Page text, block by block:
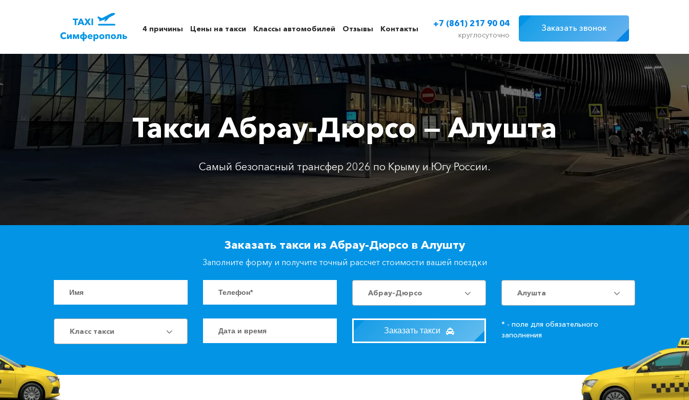
4 причины Цены на такси Классы автомобилей Отзывы Контакты
+7 (861) 217 90 04
круглосуточно
Заказать звонок
Такси Абрау-Дюрсо — Алушта
Самый безопасный трансфер 2026 по Крыму и Югу России.
Заказать такси из Абрау-Дюрсо в Алушту
Заполните форму и получите точный рассчет стоимости вашей поездки
Абрау-Дюрсо Алушта
Класс такси Заказать такси
* - поле для обязательного
заполнения